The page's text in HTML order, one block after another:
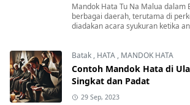
Mandok Hata Tu Na Malua dalam
berbagai daerah, terutama di
diadakan acara syukuran ketika
Batak , HATA , MANDOK HATA
Contoh Mandok Hata di
Singkat dan Padat
29 Sep, 2023